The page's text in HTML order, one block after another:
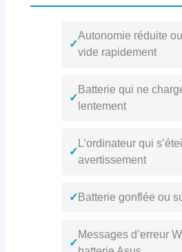
✓
Autonomie réduite
vide rapidement
✓
Batterie qui ne
lentement
✓
L’ordinateur qui
avertissement
✓ Batterie gonflée ou
✓
Messages d’erreur